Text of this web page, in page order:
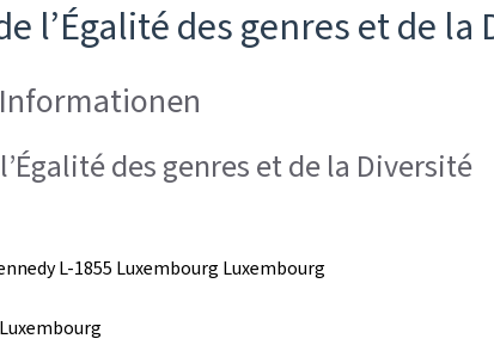
l’Égalité des genres et de la
des genres et de la Diversité
L-1855 Luxembourg Luxembourg
Luxembourg